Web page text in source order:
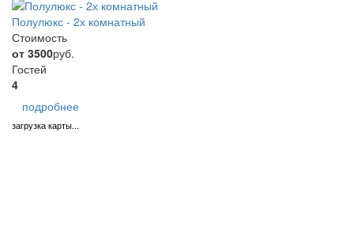
Полулюкс - 2х комнатный
Стоимость
от 3500руб.
Гостей
4
подробнее
загрузка карты...